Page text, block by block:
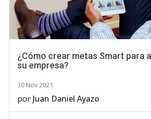
¿Cómo crear metas Smart para
su empresa?
30 Nov 2021
por Juan Daniel Ayazo